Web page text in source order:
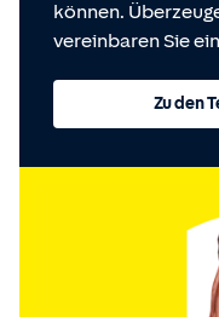
können.
vereinbaren Sie
Zu den